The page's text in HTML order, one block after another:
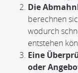
Die
berechnen
wodurch
entstehen
Eine
oder